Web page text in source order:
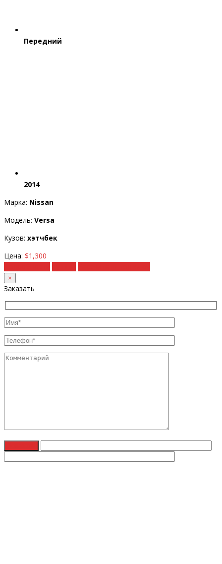
Передний
2014
Марка: Nissan
Модель: Versa
Кузов: хэтчбек
Цена: $1,300
×
Заказать